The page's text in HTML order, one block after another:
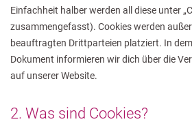
Einfachheit halber werden all diese unter
zusammengefasst). Cookies werden
beauftragten Drittparteien platziert. In
Dokument informieren wir dich über die
auf unserer Website.
2. Was sind Cookies?